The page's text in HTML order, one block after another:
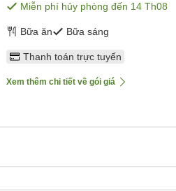
Miễn phí hủy phòng đến 14 Th08
Bữa ăn Bữa sáng
Thanh toán trực tuyến
Xem thêm chi tiết về gói giá